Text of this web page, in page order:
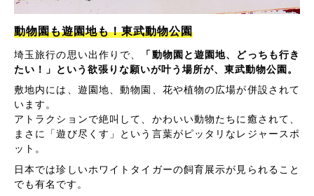
動物園も遊園地も！東武動物公園
埼玉旅行の思い出作りで、
「動物園と遊園地、どっちも行き
たい！」という欲張りな願いが叶う場所が、東武動物公園。
敷地内には、遊園地、動物園、花や植物の広場が併設されて
います。
アトラクションで絶叫して、かわいい動物たちに癒されて、
まさに「遊び尽くす」という言葉がピッタリなレジャースポ
ット。
日本では珍しいホワイトタイガーの飼育展示が見られること
でも有名です。